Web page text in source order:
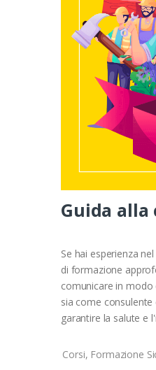
Guida
Se hai esperienza
di formazione
comunicare in modo
sia come
garantire la salute e
Corsi, Formazione